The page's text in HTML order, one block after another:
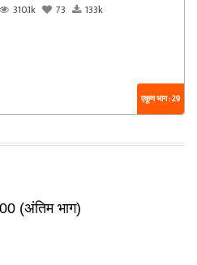
310.1k
73 133k
एकूण भाग : 29
(अंतिम भाग)